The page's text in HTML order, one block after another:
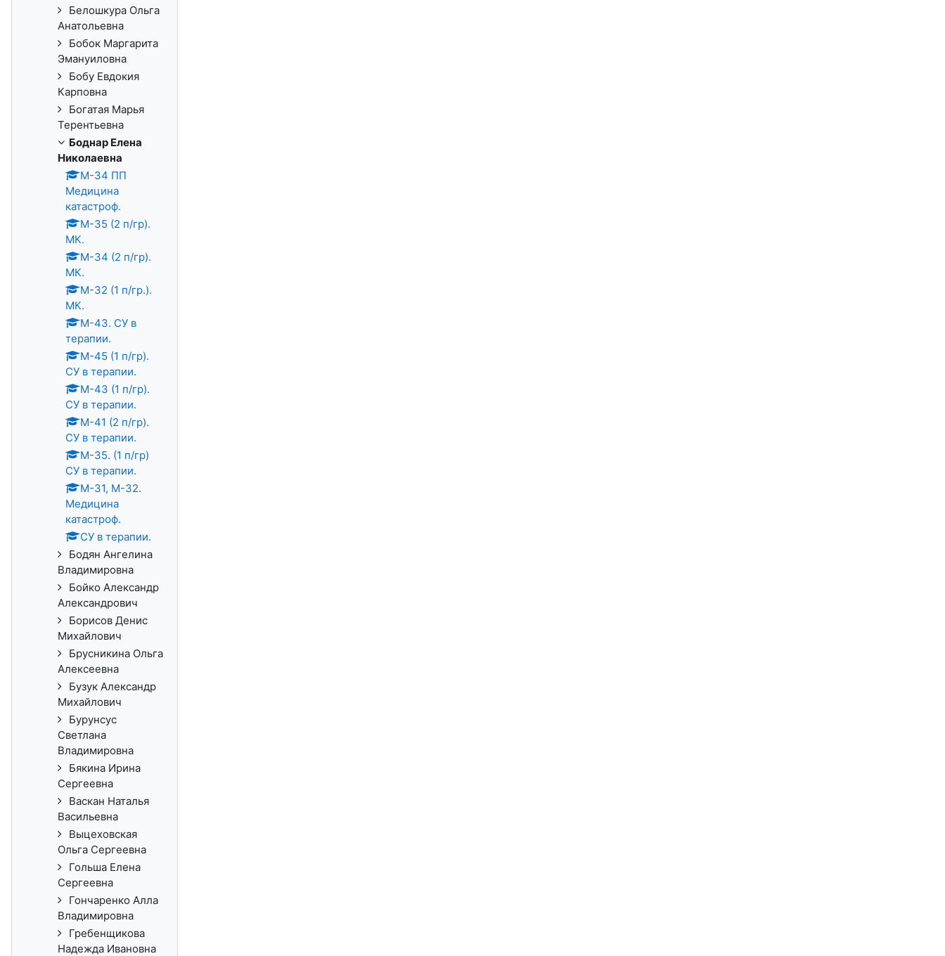
Белошкура Ольга
Анатольевна
Бобок Маргарита
Эмануиловна
Бобу Евдокия
Карповна
Богатая Марья
Терентьевна
Боднар Елена
Николаевна
М-34 ПП
Медицина
катастроф.
М-35 (2 п/гр).
МК.
М-34 (2 п/гр).
МК.
М-32 (1 п/гр.).
МК.
М-43. СУ в
терапии.
М-45 (1 п/гр).
СУ в терапии.
М-43 (1 п/гр).
СУ в терапии.
М-41 (2 п/гр).
СУ в терапии.
М-35. (1 п/гр)
СУ в терапии.
М-31, М-32.
Медицина
катастроф.
СУ в терапии.
Бодян Ангелина
Владимировна
Бойко Александр
Александрович
Борисов Денис
Михайлович
Брусникина Ольга
Алексеевна
Бузук Александр
Михайлович
Бурунсус
Светлана
Владимировна
Бякина Ирина
Сергеевна
Васкан Наталья
Васильевна
Выцеховская
Ольга Сергеевна
Гольша Елена
Сергеевна
Гончаренко Алла
Владимировна
Гребенщикова
Надежда Ивановна